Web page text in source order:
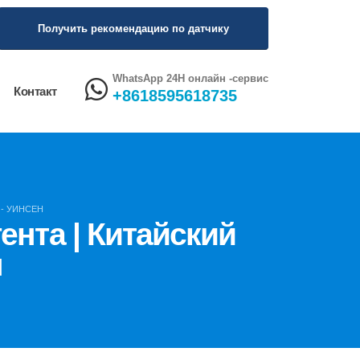
Получить рекомендацию по датчику
Контакт
WhatsApp 24H онлайн -сервис
+8618595618735
- УИНСЕН
| Китайский